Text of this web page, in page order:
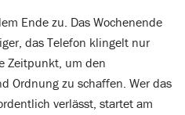
Ende zu. Das Wochenende
das Telefon klingelt nur
Zeitpunkt, um den
Ordnung zu schaffen. Wer das
verlässt, startet am